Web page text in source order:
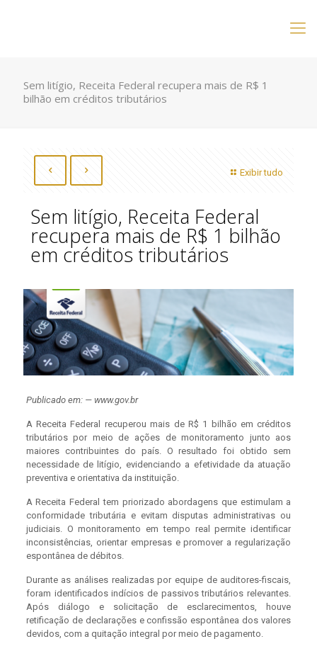
Sem litígio, Receita Federal recupera mais de R$ 1
bilhão em créditos tributários
Exibir tudo
Sem litígio, Receita Federal
recupera mais de R$ 1 bilhão
em créditos tributários
Publicado em: — www.gov.br
A Receita Federal recuperou mais de R$ 1 bilhão em créditos
tributários por meio de ações de monitoramento junto aos
maiores contribuintes do país. O resultado foi obtido sem
necessidade de litígio, evidenciando a efetividade da atuação
preventiva e orientativa da instituição.
A Receita Federal tem priorizado abordagens que estimulam a
conformidade tributária e evitam disputas administrativas ou
judiciais. O monitoramento em tempo real permite identificar
inconsistências, orientar empresas e promover a regularização
espontânea de débitos.
Durante as análises realizadas por equipe de auditores-fiscais,
foram identificados indícios de passivos tributários relevantes.
Após diálogo e solicitação de esclarecimentos, houve
retificação de declarações e confissão espontânea dos valores
devidos, com a quitação integral por meio de pagamento.